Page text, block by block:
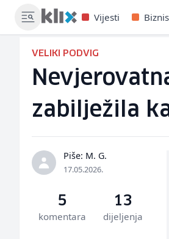
Vijesti Biznis
VELIKI PODVIG
zabilježila
Piše: M. G.
17.05.2026.
5
komentara
13
dijeljenja